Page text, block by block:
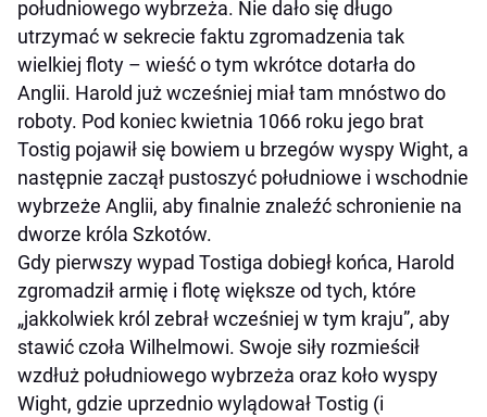
południowego wybrzeża. Nie dało się długo
utrzymać w sekrecie faktu zgromadzenia tak
wielkiej floty – wieść o tym wkrótce dotarła do
Anglii. Harold już wcześniej miał tam mnóstwo do
roboty. Pod koniec kwietnia 1066 roku jego brat
Tostig pojawił się bowiem u brzegów wyspy Wight, a
następnie zaczął pustoszyć południowe i wschodnie
wybrzeże Anglii, aby finalnie znaleźć schronienie na
dworze króla Szkotów.
Gdy pierwszy wypad Tostiga dobiegł końca, Harold
zgromadził armię i flotę większe od tych, które
„jakkolwiek król zebrał wcześniej w tym kraju”, aby
stawić czoła Wilhelmowi. Swoje siły rozmieścił
wzdłuż południowego wybrzeża oraz koło wyspy
Wight, gdzie uprzednio wylądował Tostig (i